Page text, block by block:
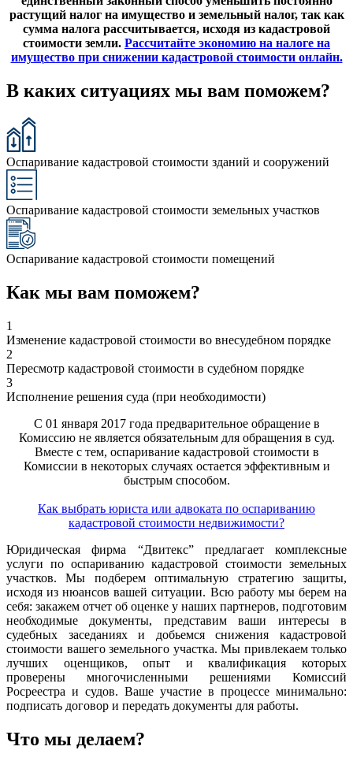
растущий налог на имущество и земельный налог, так как
сумма налога рассчитывается, исходя из кадастровой
стоимости земли. Рассчитайте экономию на налоге на
имущество при снижении кадастровой стоимости онлайн.
В каких ситуациях мы вам поможем?
Оспаривание кадастровой стоимости зданий и сооружений
Оспаривание кадастровой стоимости земельных участков
Оспаривание кадастровой стоимости помещений
Как мы вам поможем?
1
Изменение кадастровой стоимости во внесудебном порядке
2
Пересмотр кадастровой стоимости в судебном порядке
3
Исполнение решения суда (при необходимости)
С 01 января 2017 года предварительное обращение в
Комиссию не является обязательным для обращения в суд.
Вместе с тем, оспаривание кадастровой стоимости в
Комиссии в некоторых случаях остается эффективным и
быстрым способом.
Как выбрать юриста или адвоката по оспариванию
кадастровой стоимости недвижимости?
Юридическая фирма “Двитекс” предлагает комплексные
услуги по оспариванию кадастровой стоимости земельных
участков. Мы подберем оптимальную стратегию защиты,
исходя из нюансов вашей ситуации. Всю работу мы берем на
себя: закажем отчет об оценке у наших партнеров, подготовим
необходимые документы, представим ваши интересы в
судебных заседаниях и добьемся снижения кадастровой
стоимости вашего земельного участка. Мы привлекаем только
лучших оценщиков, опыт и квалификация которых
проверены многочисленными решениями Комиссий
Росреестра и судов. Ваше участие в процессе минимально:
подписать договор и передать документы для работы.
Что мы делаем?